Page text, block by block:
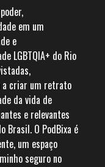
em um
e
LGBTQIA+ do Rio
a criar um retrato
da vida de
e relevantes
Brasil. O PodBixa é
um espaço
seguro no